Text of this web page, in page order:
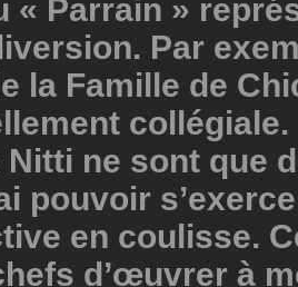
« Parrain »
Par
la Famille de
collégiale.
ne sont que
pouvoir
en coulisse.
d’œuvrer à